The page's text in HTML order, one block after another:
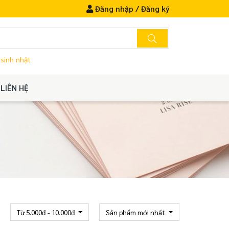
Đăng nhập / Đăng ký
nhật
LIÊN HỆ
Từ 5.000đ - 10.000đ Sản phẩm mới nhất